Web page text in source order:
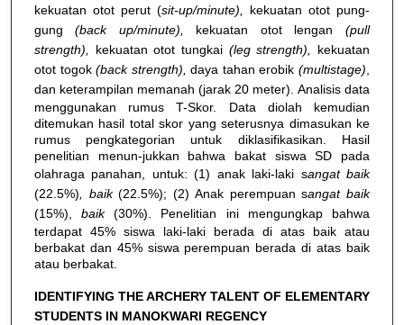
kekuatan otot perut (sit-up/minute), kekuatan otot pung-
gung (back up/minute), kekuatan otot lengan (pull
strength), kekuatan otot tungkai(leg strength), kekuatan
otot togok(back strength),daya tahan erobik (multistage)
dan keterampilan memanah (jarak 20 meter). Analisis data
menggunakan rumus T-Skor. Data diolah kemudian
ditemukan hasil total skor yang seterusnya dimasukan ke
rumus pengkategorian untuk diklasifikasikan. Hasil
penelitian menun-jukkan bahwa bakat siswa SD pada
olahraga panahan, untuk: (1) anak laki-laki sangat baik
(22.5%) , baik(22.5%); (2) Anak perempuan sangat baik
(15%),baik(30%). Penelitian ini mengungkap bahwa
terdapat 45% siswa laki-laki berada di atas baik atau
berbakat dan 45% siswa perempuan berada di atas baik
atau berbakat.
IDENTIFYING THE ARCHERY TALENT OF ELEMENTARY
STUDENTS IN MANOKWARI REGENCY